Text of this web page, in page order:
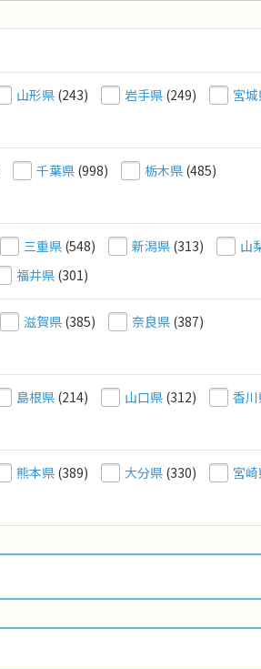
山形県 (243) 岩手県 (249) 宮
千葉県 (998) 栃木県 (485)
三重県 (548) 新潟県 (313) 山
福井県 (301)
滋賀県 (385) 奈良県 (387)
島根県 (214) 山口県 (312) 香
熊本県 (389) 大分県 (330) 宮